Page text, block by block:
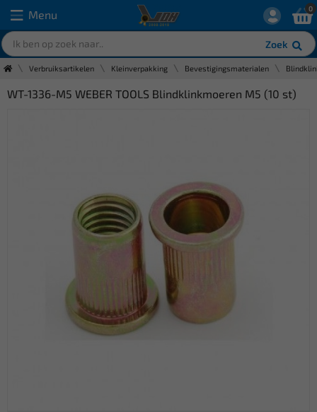
Menu
Zoek
0
Verbruiksartikelen Kleinverpakking Bevestigingsmaterialen
WT-1336-M5 WEBER TOOLS Blindklinkmoeren M5 (10 st)